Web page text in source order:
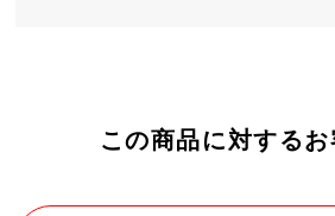
この商品に対する